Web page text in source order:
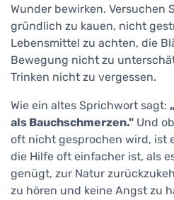
Wunder bewirken. Versuchen
gründlich zu kauen, nicht
Lebensmittel zu achten, die
Bewegung nicht zu
Trinken nicht zu vergessen.
Wie ein altes Sprichwort sagt:
als Bauchschmerzen." Und
oft nicht gesprochen wird, ist
die Hilfe oft einfacher ist, als
genügt, zur Natur
zu hören und keine Angst zu